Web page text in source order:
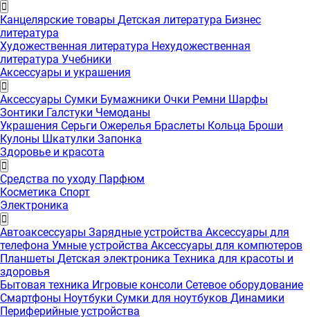
Канцелярские товары Детская литература Бизнес
литература
Художественная литература Нехудожественная
литература Учебники
Аксессуары и украшения
Аксессуары Сумки Бумажники Очки Ремни Шарфы
Зонтики Галстуки Чемоданы
Украшения Серьги Ожерелья Браслеты Кольца Броши
Кулоны Шкатулки Запонка
Здоровье и красота
Средства по уходу Парфюм
Косметика Спорт
Электроника
Автоаксессуары Зарядные устройства Аксессуары для
телефона Умные устройства Аксессуары для компютеров
Планшеты Детская электроника Техника для красоты и
здоровья
Бытовая техника Игровые консоли Сетевое оборудование
Смартфоны Ноутбуки Сумки для ноутбуков Динамики
Периферийные устройства